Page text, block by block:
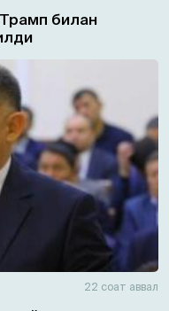
билан
22 соат аввал